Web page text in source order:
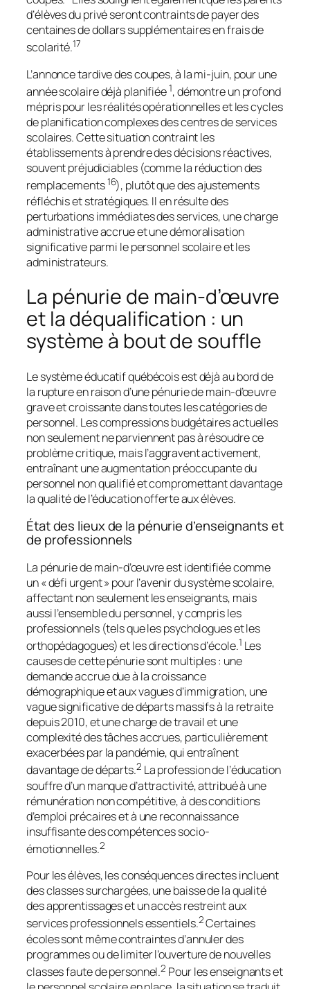
d’élèves du privé seront contraints de payer des
centaines de dollars supplémentaires en frais de
scolarité.17
L’annonce tardive des coupes, à la mi-juin, pour une
année scolaire déjà planifiée1, démontre un profond
mépris pour les réalités opérationnelles et les cycles
de planification complexes des centres de services
scolaires. Cette situation contraint les
établissements à prendre des décisions réactives,
souvent préjudiciables (comme la réduction des
remplacements16), plutôt que des ajustements
réfléchis et stratégiques. Il en résulte des
perturbations immédiates des services, une charge
administrative accrue et une démoralisation
significative parmi le personnel scolaire et les
administrateurs.
La pénurie de main-d’œuvre
et la déqualification : un
système à bout de souffle
Le système éducatif québécois est déjà au bord de
la rupture en raison d’une pénurie de main-d’œuvre
grave et croissante dans toutes les catégories de
personnel. Les compressions budgétaires actuelles
non seulement ne parviennent pas à résoudre ce
problème critique, mais l’aggravent activement,
entraînant une augmentation préoccupante du
personnel non qualifié et compromettant davantage
la qualité de l’éducation offerte aux élèves.
État des lieux de la pénurie d’enseignants et
de professionnels
La pénurie de main-d’œuvre est identifiée comme
un « défi urgent » pour l’avenir du système scolaire,
affectant non seulement les enseignants, mais
aussi l’ensemble du personnel, y compris les
professionnels (tels que les psychologues et les
orthopédagogues) et les directions d’école.1 Les
causes de cette pénurie sont multiples : une
demande accrue due à la croissance
démographique et aux vagues d’immigration, une
vague significative de départs massifs à la retraite
depuis 2010, et une charge de travail et une
complexité des tâches accrues, particulièrement
exacerbées par la pandémie, qui entraînent
davantage de départs.2 La profession de l’éducation
souffre d’un manque d’attractivité, attribué à une
rémunération non compétitive, à des conditions
d’emploi précaires et à une reconnaissance
insuffisante des compétences socio-
émotionnelles.2
Pour les élèves, les conséquences directes incluent
des classes surchargées, une baisse de la qualité
des apprentissages et un accès restreint aux
services professionnels essentiels.2Certaines
écoles sont même contraintes d’annuler des
programmes ou de limiter l’ouverture de nouvelles
classes faute de personnel.2 Pour les enseignants et